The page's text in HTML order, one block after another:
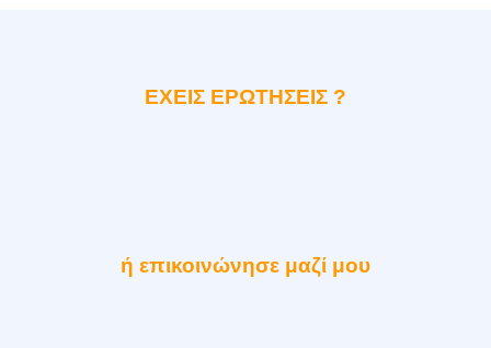
ΕΧΕΙΣ ΕΡΩΤΗΣΕΙΣ ?
ή επικοινώνησε μαζί μου